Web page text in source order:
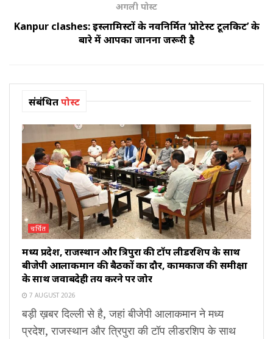
अगली पोस्ट
Kanpur clashes: इस्लामिस्टों के नवनिर्मित ‘प्रोटेस्ट टूलकिट’ के
बारे में आपका जानना जरूरी है
संबंधितपोस्ट
चर्चित
मध्य प्रदेश, राजस्थान और त्रिपुरा की टॉप लीडरशिप के साथ
बीजेपी आलाकमान की बैठकों का दौर, कामकाज की समीक्षा
के साथ जवाबदेही तय करने पर जोर
7 AUGUST 2026
बड़ी ख़बर दिल्ली से है, जहां बीजेपी आलाकमान ने मध्य
प्रदेश, राजस्थान और त्रिपुरा की टॉप लीडरशिप के साथ